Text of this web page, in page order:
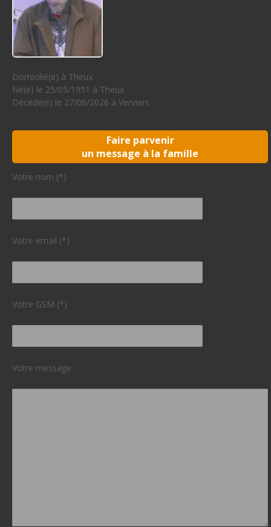
Domicilié(e) à Theux
Né(e) le 25/05/1951 à Theux
Décédé(e) le 27/06/2026 à Verviers
Faire parvenir
un message à la famille
Votre nom (*)
Votre email (*)
Votre GSM (*)
Votre message